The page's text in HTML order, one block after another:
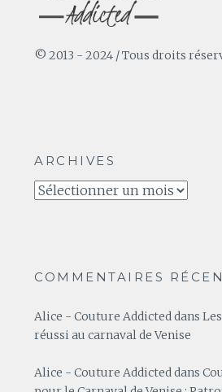
© 2013 - 2024 / Tous droits
ARCHIVES
Archives
COMMENTAIRES
Alice - Couture Addicted dans
réussi au carnaval de Venise
Alice - Couture Addicteddans